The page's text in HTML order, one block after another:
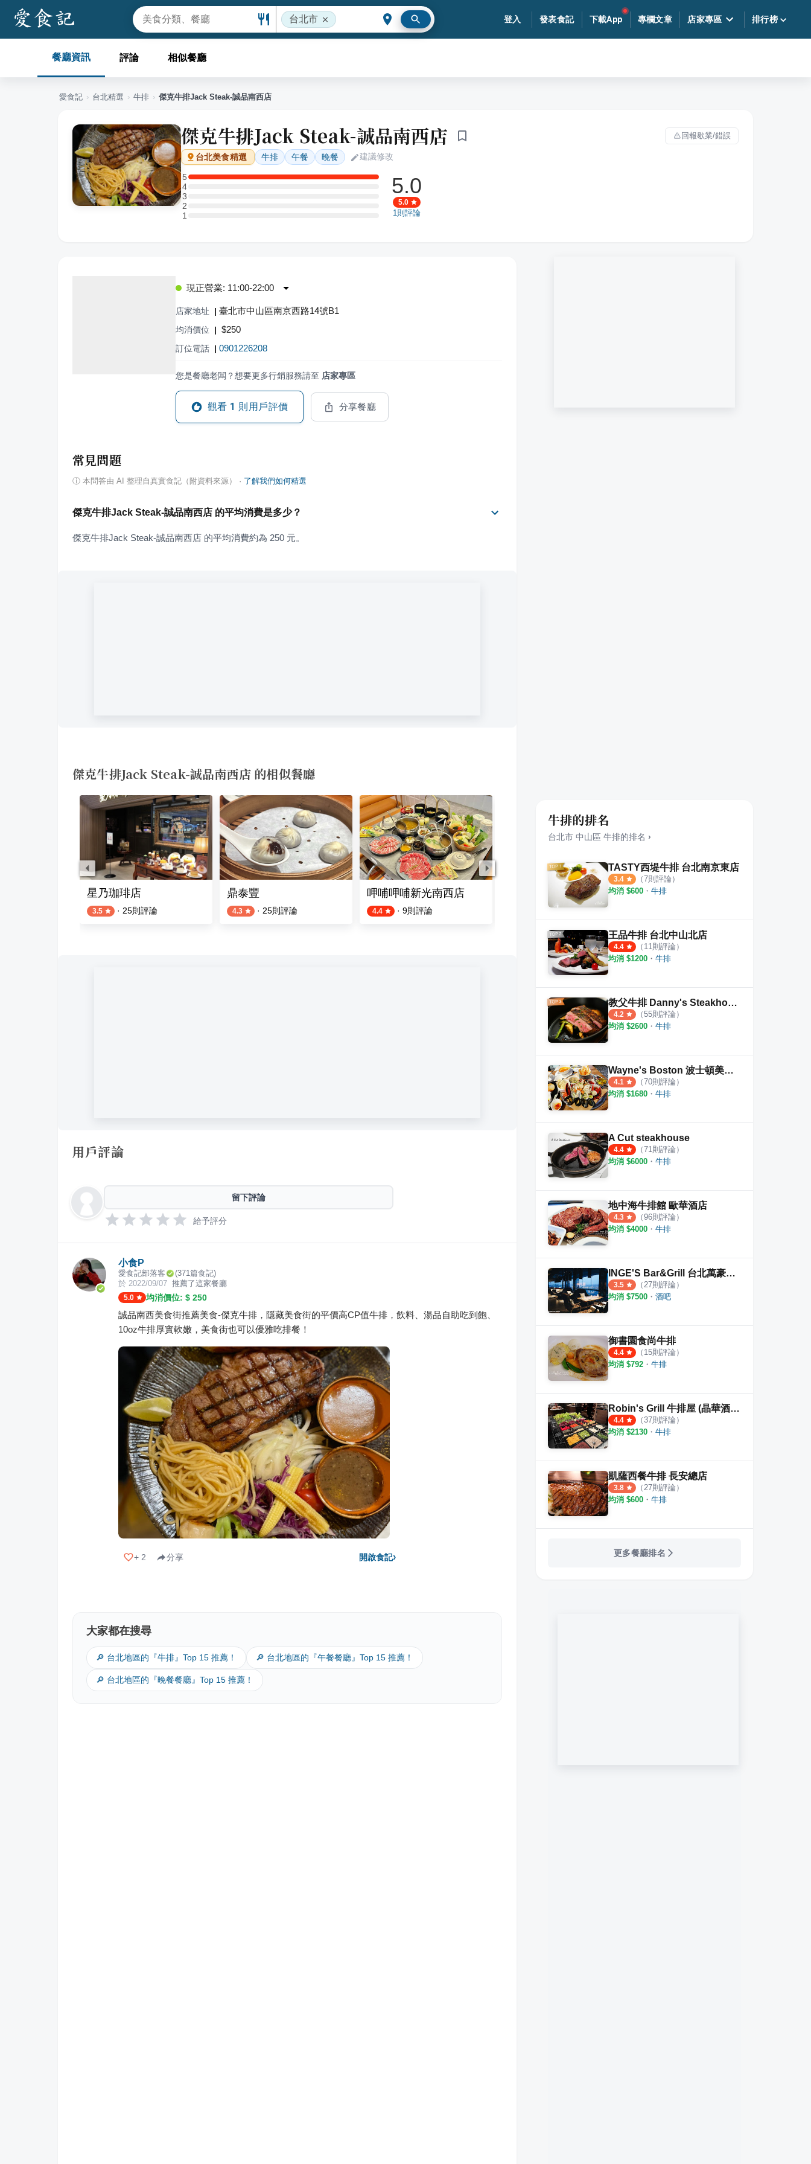
台北市 登入 發表食記 下載App 專欄文章 店家專區 排行榜
餐廳資訊 評論 相似餐廳
愛食記 › 台北精選 › 牛排 › 傑克牛排Jack Steak-誠品南西店
傑克牛排Jack Steak-誠品南西店 回報歇業/錯誤
台北美食精選 牛排 午餐 晚餐 建議修改
5
5 星：1 則評論
4
4 星：0 則評論
3
3 星：0 則評論
2
2 星：0 則評論
11 星：0 則評論
5.0
5.0
1則評論
現正營業: 11:00-22:00
店家地址 | 臺北市中山區南京西路14號B1
均消價位 | $250
訂位電話 | 0901226208
您是餐廳老闆？想要更多行銷服務請至 店家專區
觀看 1 則用戶評價 分享餐廳
常見問題
ⓘ 本問答由 AI 整理自真實食記（附資料來源） · 了解我們如何精選
傑克牛排Jack Steak-誠品南西店 的平均消費是多少？
傑克牛排Jack Steak-誠品南西店 的平均消費約為 250 元。
傑克牛排Jack Steak-誠品南西店 的相似餐廳
星乃珈琲店
3.5 · 25則評論
鼎泰豐
4.3 · 25則評論
呷哺呷哺新光南西店
4.4 · 9則評論
長田本庄軒 新光南西店 日式炒麵餐廳
則評論
瓦城泰國料理
用戶評論
留下評論
給予評分
小食P
愛食記部落客 (371篇食記)
於 2022/09/07 推薦了這家餐廳
5.0 均消價位: $ 250
誠品南西美食街推薦美食-傑克牛排，隱藏美食街的平價高CP值牛排，飲料、湯品自助吃到飽、
10oz牛排厚實軟嫩，美食街也可以優雅吃排餐！
+ 2 分享 開啟食記›
大家都在搜尋
🔎 台北地區的『牛排』Top 15 推薦！ 🔎 台北地區的『午餐餐廳』Top 15 推薦！
🔎 台北地區的『晚餐餐廳』Top 15 推薦！
牛排的排名
台北市 中山區 牛排的排名 ›
TASTY西堤牛排 台北南京東店
3.4 （7則評論）
均消 $600 ・ 牛排
王品牛排 台北中山北店
4.4 （ 11 則評論）
均消 $1200 ・ 牛排
教父牛排 Danny's Steakhouse
4.2 （55則評論）
均消 $2600 ・ 牛排
Wayne's Boston 波士頓美式龍蝦牛排餐廳
4.1 （70則評論）
均消 $1680 ・ 牛排
A Cut steakhouse
4.4 （71 則評論）
均消 $6000 ・ 牛排
地中海牛排館 歐華酒店
4.3 （96則評論）
均消 $4000 ・ 牛排
INGE'S Bar&Grill 台北萬豪酒店
3.5 （ 27則評論）
均消 $7500 ・ 酒吧
御書園食尚牛排
4.4 （ 15則評論）
均消 $792 ・ 牛排
Robin's Grill 牛排屋 (晶華酒店)
4.4 （37則評論）
均消 $2130 ・ 牛排
凱薩西餐牛排 長安總店
3.8 （ 27則評論）
均消 $600 ・ 牛排
更多餐廳排名